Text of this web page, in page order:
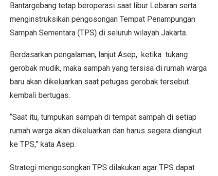
Bantargebang tetap beroperasi saat libur Lebaran serta
menginstruksikan pengosongan Tempat Penampungan
Sampah Sementara (TPS) di seluruh wilayah Jakarta.
Berdasarkan pengalaman, lanjut Asep, ketika tukang
gerobak mudik, maka sampah yang tersisa di rumah warga
baru akan dikeluarkan saat petugas gerobak tersebut
kembali bertugas.
“Saat itu, tumpukan sampah di tempat sampah di setiap
rumah warga akan dikeluarkan dan harus segera diangkut
ke TPS,” kata Asep.
Strategi mengosongkan TPS dilakukan agar TPS dapat